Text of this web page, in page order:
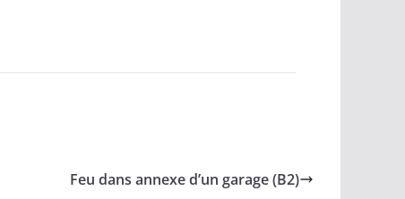
Feu dans annexe d’un garage (B2)